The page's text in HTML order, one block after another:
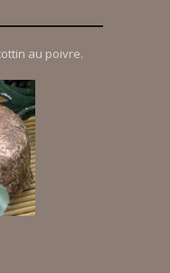
au poivre.